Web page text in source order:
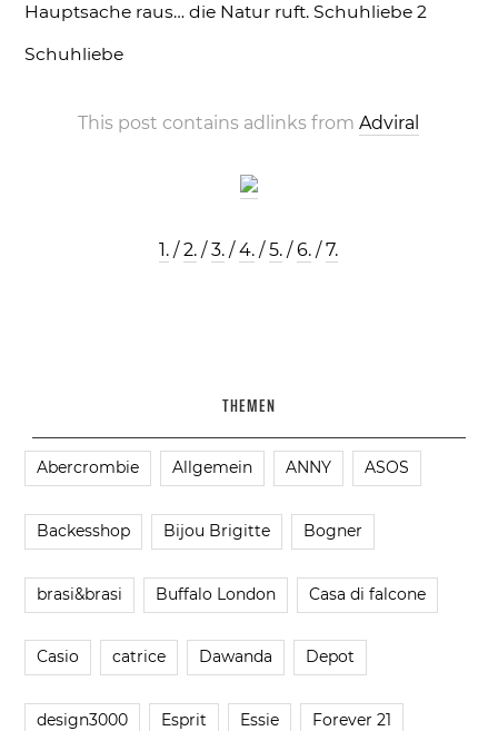
Hauptsache raus… die Natur ruft. Schuhliebe 2
Schuhliebe
This post contains adlinks fromAdviral
1. /2. /3. /4. /5. /6. /7.
THEMEN
Abercrombie Allgemein ANNY ASOS
Backesshop Bijou Brigitte Bogner
brasi&brasi Buffalo London Casa di falcone
Casio catrice Dawanda Depot
design3000 Esprit Essie Forever 21